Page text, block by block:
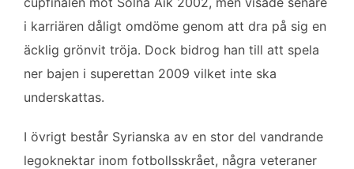
i karriären dåligt omdöme genom att dra på sig en
äcklig grönvit tröja. Dock bidrog han till att spela
ner bajen i superettan 2009 vilket inte ska
underskattas.
I övrigt består Syrianska av en stor del vandrande
legoknektar inom fotbollsskrået, några veteraner